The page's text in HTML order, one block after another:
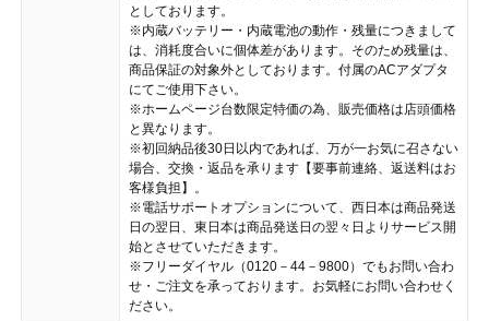
としております。
※内蔵バッテリー・内蔵電池の動作・残量につきまして
は、消耗度合いに個体差があります。そのため残量は、
商品保証の対象外としております。付属のACアダプタ
にてご使用下さい。
※ホームページ台数限定特価の為、販売価格は店頭価格
と異なります。
※初回納品後30日以内であれば、万が一お気に召さない
場合、交換・返品を承ります【要事前連絡、返送料はお
客様負担】。
※電話サポートオプションについて、西日本は商品発送
日の翌日、東日本は商品発送日の翌々日よりサービス開
始とさせていただきます。
※フリーダイヤル（0120－44－9800）でもお問い合わ
せ・ご注文を承っております。お気軽にお問い合わせく
ださい。